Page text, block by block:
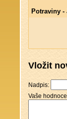
Potraviny
Vložit
Nadpis:
Vaše